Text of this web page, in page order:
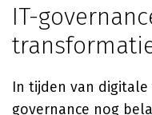
IT-
In tijden van
governance nog